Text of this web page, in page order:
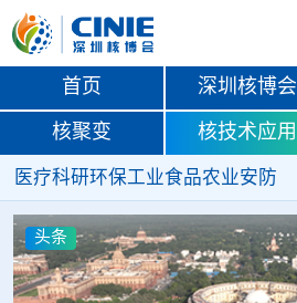
首页 深圳核博会
核聚变 核技术应用
医疗科研环保工业食品农业安防
头条